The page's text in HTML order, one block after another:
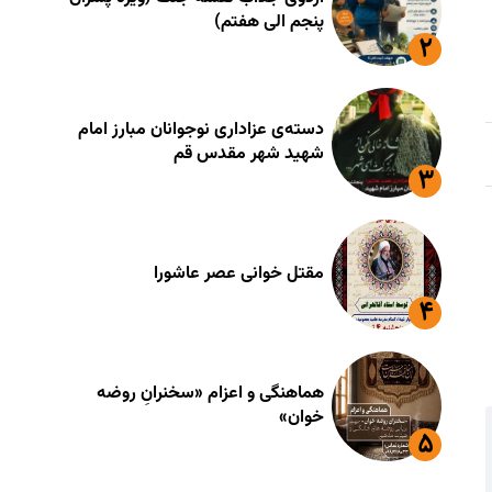
پنجم الی هفتم)
دسته‌ی عزاداری نوجوانان مبارز امام
شهید شهر مقدس قم
مقتل خوانی عصر عاشورا
هماهنگی و اعزام «سخنرانِ روضه
خوان»